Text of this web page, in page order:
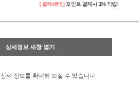
[ 결제혜택 ] 포인트 결제시 1% 적립!
상세정보 새창 열기
상세 정보를 확대해 보실 수 있습니다.